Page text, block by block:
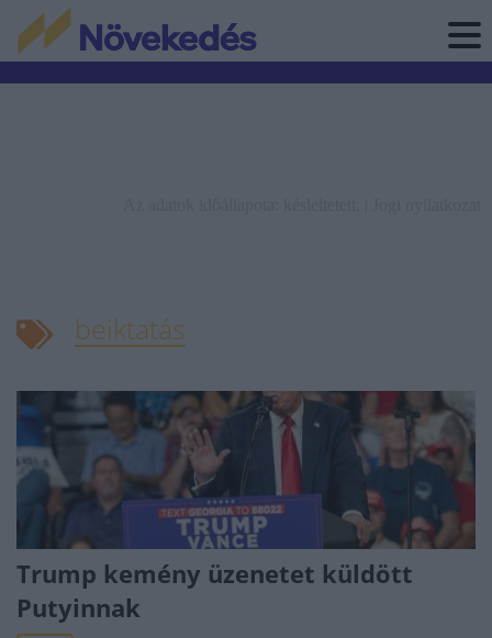
beiktatás
Trump kemény üzenetet küldött
Putyinnak